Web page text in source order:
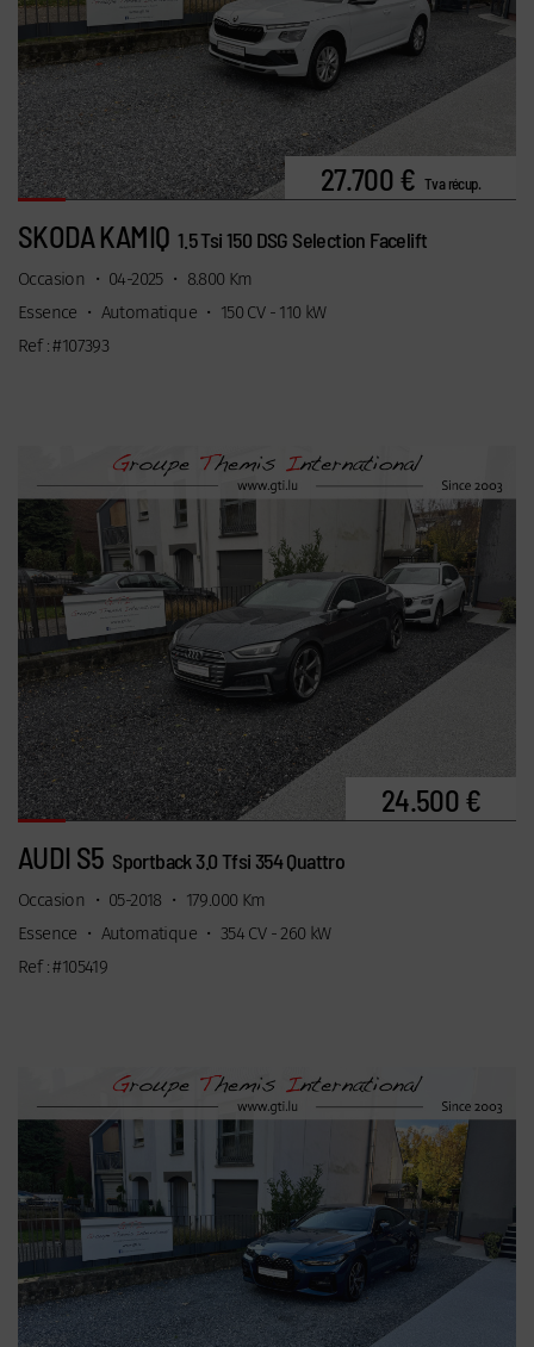
27.700 € Tva récup.
SKODA KAMIQ 1.5 Tsi 150 DSG Selection Facelift
Occasion • 04-2025 • 8.800 Km
Essence • Automatique • 150 CV - 110 kW
Ref : #107393
24.500 €
AUDI S5 Sportback 3.0 Tfsi 354 Quattro
Occasion • 05-2018 • 179.000 Km
Essence • Automatique • 354 CV - 260 kW
Ref : #105419